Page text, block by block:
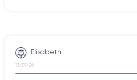
Elisabeth
13/07/26